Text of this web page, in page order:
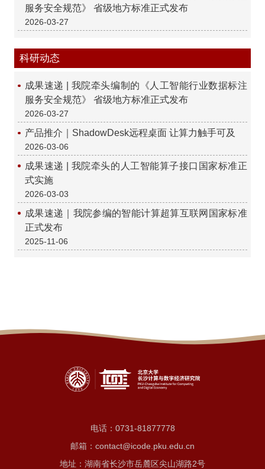
服务安全规范》 省级地方标准正式发布
2026-03-27
科研动态
成果速递 | 我院牵头编制的《人工智能行业数据标注
服务安全规范》 省级地方标准正式发布
2026-03-27
产品推介｜ShadowDesk远程桌面 让算力触手可及
2026-03-06
成果速递 | 我院牵头的人工智能算子接口国家标准正
式实施
2026-03-03
成果速递｜我院参编的智能计算超算互联网国家标准
正式发布
2025-11-06
电话： 0731-81877778
邮箱：contact@icode.pku.edu.cn
地址：湖南省长沙市岳麓区尖山湖路2号